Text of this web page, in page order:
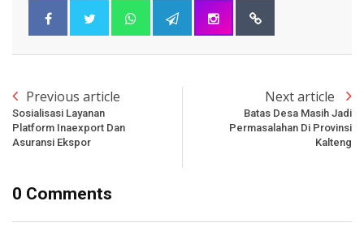
Previous article
Sosialisasi Layanan
Platform Inaexport Dan
Asuransi Ekspor
Next article
Batas Desa Masih Jadi
Permasalahan Di Provinsi
Kalteng
0 Comments